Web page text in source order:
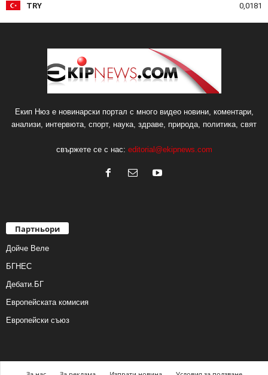
TRY 0,0181
Екип Нюз е новинарски портал с много видео новини, коментари,
анализи, интервюта, спорт, наука, здраве, природа, политика, свят
свържете се с нас: editorial@ekipnews.com
Партньори
Дойче Веле
БГНЕС
Дебати.БГ
Европейската комисия
Европейски съюз